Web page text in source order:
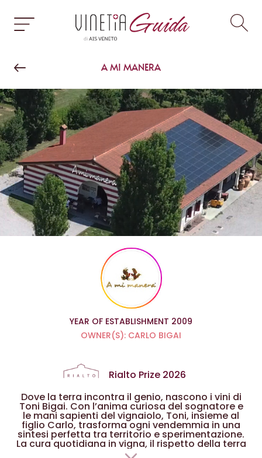
A MI MANERA
YEAR OF ESTABLISHMENT 2009
OWNER(S): CARLO BIGAI
Rialto Prize 2026
Dove la terra incontra il genio, nascono i vini di
Toni Bigai. Con l’anima curiosa del sognatore e
le mani sapienti del vignaiolo, Toni, insieme al
figlio Carlo, trasforma ogni vendemmia in una
sintesi perfetta tra territorio e sperimentazione.
La cura quotidiana in vigna, il rispetto della terra
e delle tradizioni si riflettono nel calice,